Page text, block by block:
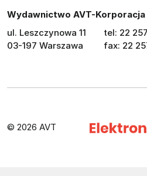
Wydawnictwo AVT-Korporacja
ul. Leszczynowa 11
03-197 Warszawa
tel: 22
fax: 22
© 2026 AVT